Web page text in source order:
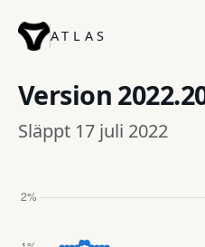
ATLAS
Version
Släppt 17 juli 2022